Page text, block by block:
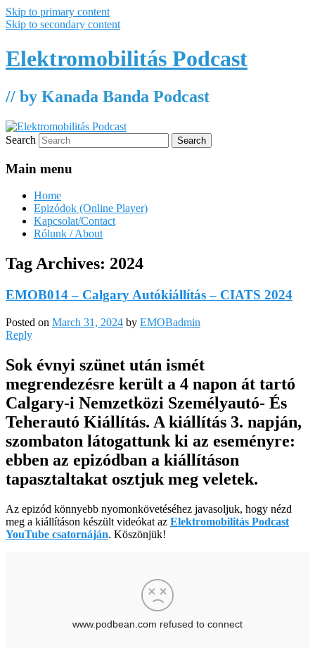
Skip to primary content
Skip to secondary content
Elektromobilitás Podcast
// by Kanada Banda Podcast
Search
Main menu
Home
Epizódok (Online Player)
Kapcsolat/Contact
Rólunk / About
Tag Archives: 2024
EMOB014 – Calgary Autókiállítás – CIATS 2024
Posted on March 31, 2024 by EMOBadmin
Reply
Sok évnyi szünet után ismét
megrendezésre került a 4 napon át tartó
Calgary-i Nemzetközi Személyautó- És
Teherautó Kiállítás. A kiállítás 3. napján,
szombaton látogattunk ki az eseményre:
ebben az epizódban a kiállításon
tapasztaltakat osztjuk meg veletek.
Az epizód könnyebb nyomonkövetéséhez javasoljuk, hogy nézd
meg a kiállításon készült videókat az Elektromobilitás Podcast
YouTube csatornáján. Köszönjük!